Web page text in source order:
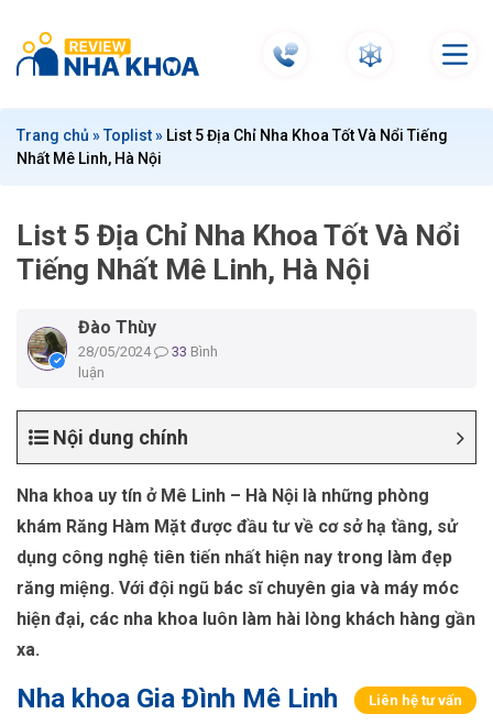
t
Trang chủ »Toplist» List 5 Địa Chỉ Nha Khoa Tốt Và Nổi Tiếng
Nhất Mê Linh, Hà Nội
List 5 Địa Chỉ Nha Khoa Tốt Và Nổi
Tiếng Nhất Mê Linh, Hà Nội
Đào Thùy
28/05/2024 33 Bình
luận
Nội dung chính
Nha khoa uy tín ở Mê Linh – Hà Nội là những phòng
khám Răng Hàm Mặt được đầu tư về cơ sở hạ tầng, sử
dụng công nghệ tiên tiến nhất hiện nay trong làm đẹp
răng miệng. Với đội ngũ bác sĩ chuyên gia và máy móc
hiện đại, các nha khoa luôn làm hài lòng khách hàng gần
xa.
Nha khoa Gia Đình Mê Linh Liên hệ tư vấn